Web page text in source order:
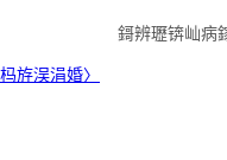
鎶辨瓑锛屾病
杩斿洖涓婚〉